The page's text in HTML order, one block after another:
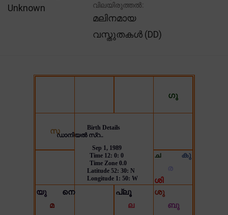
Unknown
വിലയിരുത്തൽ:
മലിനമായ
വസ്തുതകൾ (DD)